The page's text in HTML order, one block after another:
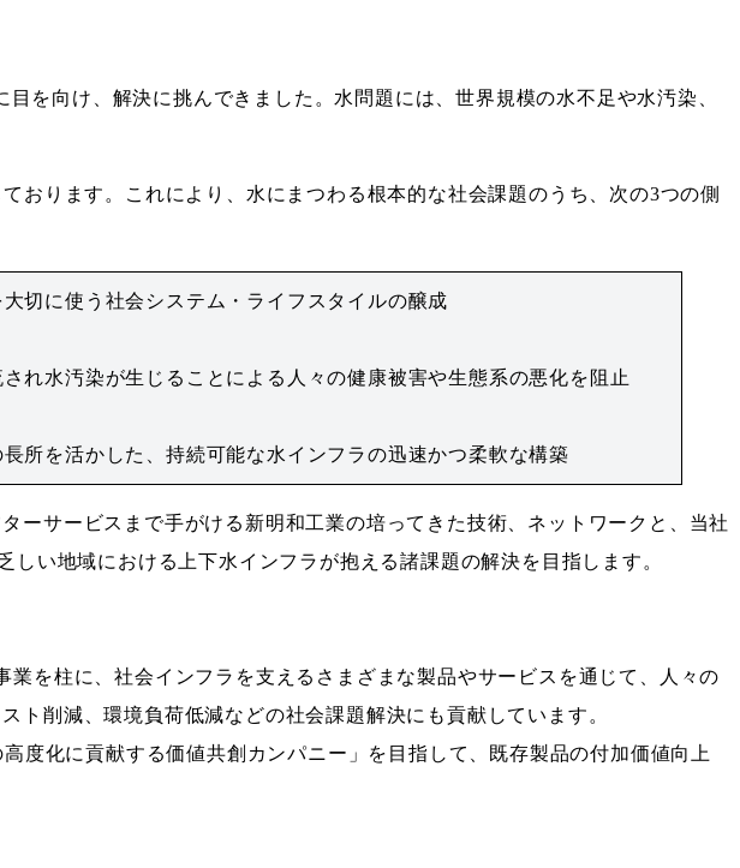
を向け、解決に挑んできました。水問題には、世界規模の水不足や水汚染、
おります。これにより、水にまつわる根本的な社会課題のうち、次の3つの側
切に使う社会システム・ライフスタイルの醸成
れ水汚染が生じることによる人々の健康被害や生態系の悪化を阻止
所を活かした、持続可能な水インフラの迅速かつ柔軟な構築
ーサービスまで手がける新明和工業の培ってきた技術、ネットワークと、当社
い地域における上下水インフラが抱える諸課題の解決を目指します。
を柱に、社会インフラを支えるさまざまな製品やサービスを通じて、人々の
削減、環境負荷低減などの社会課題解決にも貢献しています。
度化に貢献する価値共創カンパニー」を目指して、既存製品の付加価値向上